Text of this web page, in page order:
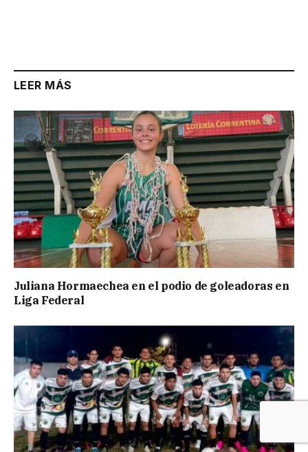
LEER MÁS
Juliana Hormaechea en el podio de goleadoras en
Liga Federal